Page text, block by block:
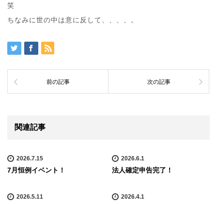
笑
ちなみに世の中は意に反して、、、、。
前の記事 次の記事
関連記事
2026.7.15
7月恒例イベント！
2026.6.1
法人確定申告完了！
2026.5.11 2026.4.1